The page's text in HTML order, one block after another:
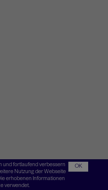
und fortlaufend verbessern
Nutzung der Webseite
erhobenen Informationen
verwendet.
OK